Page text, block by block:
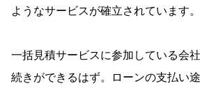
ようなサービスが確立されています。
一括見積サービスに参加している会
続きができるはず。ローンの支払い